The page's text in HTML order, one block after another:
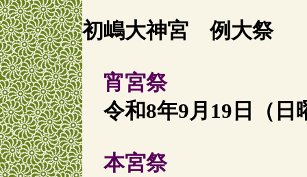
初嶋大神宮 例大祭
宵宮祭
令和8年9月19日（日
本宮祭